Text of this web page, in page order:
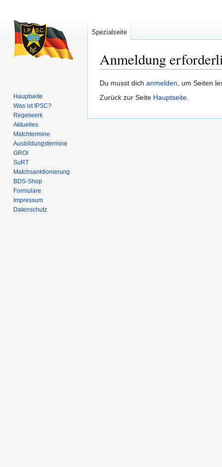
Anmeldung
Zur
Navigation
Zur
Suche
Du musst dich anmelden, um Seiten
Zurück zur Seite Hauptseite.
Spezialseite
Hauptseite
Was ist IPSC?
Regelwerk
Aktuelles
Matchtermine
Ausbildungs­termine
GROI
SuRT
Match­sanktionierung
BDS-Shop
Formulare
Impressum
Datenschutz